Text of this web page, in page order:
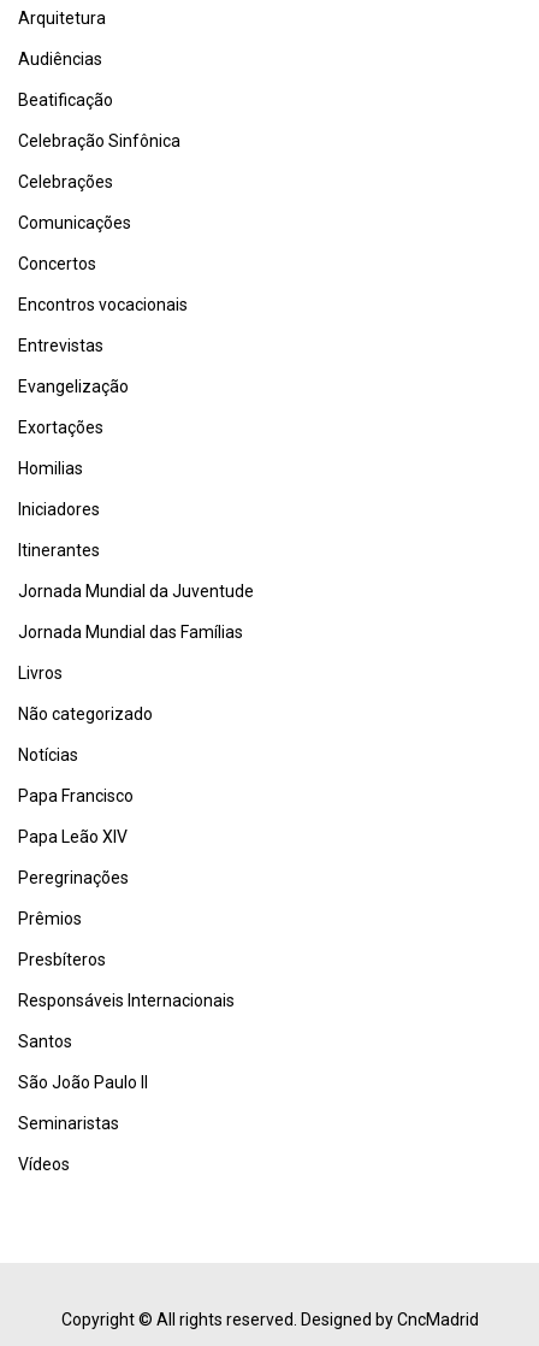
Arquitetura
Audiências
Beatificação
Celebração Sinfônica
Celebrações
Comunicações
Concertos
Encontros vocacionais
Entrevistas
Evangelização
Exortações
Homilias
Iniciadores
Itinerantes
Jornada Mundial da Juventude
Jornada Mundial das Famílias
Livros
Não categorizado
Notícias
Papa Francisco
Papa Leão XIV
Peregrinações
Prêmios
Presbíteros
Responsáveis Internacionais
Santos
São João Paulo II
Seminaristas
Vídeos
Copyright © All rights reserved. Designed by CncMadrid